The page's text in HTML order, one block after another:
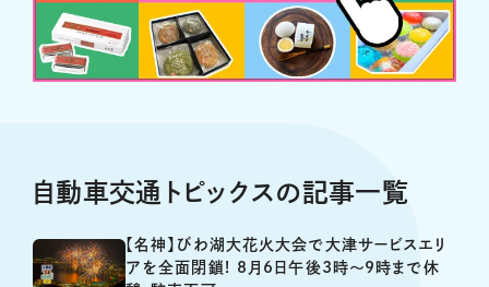
自動車交通トピックスの記事一覧
【名神】びわ湖大花火大会で大津サービスエリ
アを全面閉鎖! 8月6日午後3時～9時まで休